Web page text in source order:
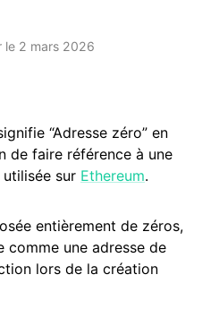
le 2 mars 2026
“Adresse zéro” en
de faire référence à une
sur Ethereum.
entièrement de zéros,
comme une adresse de
lors de la création